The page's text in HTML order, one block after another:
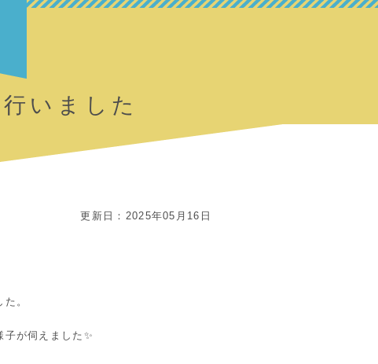
いました
更新日：2025年05月16日
。
が伺えました✨